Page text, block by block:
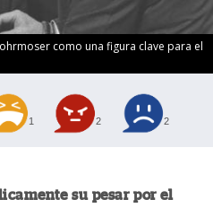
como una figura clave para el
1 2 2
su pesar por el